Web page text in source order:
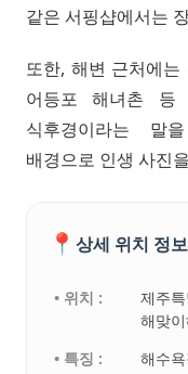
같은 서핑샵에서는
또한, 해변 근처에
어등포 해녀촌 등
식후경이라는 말
배경으로 인생 사진
📍 상세 위치 정보
• 위치 :
제주
해맞
• 특징 :
해수